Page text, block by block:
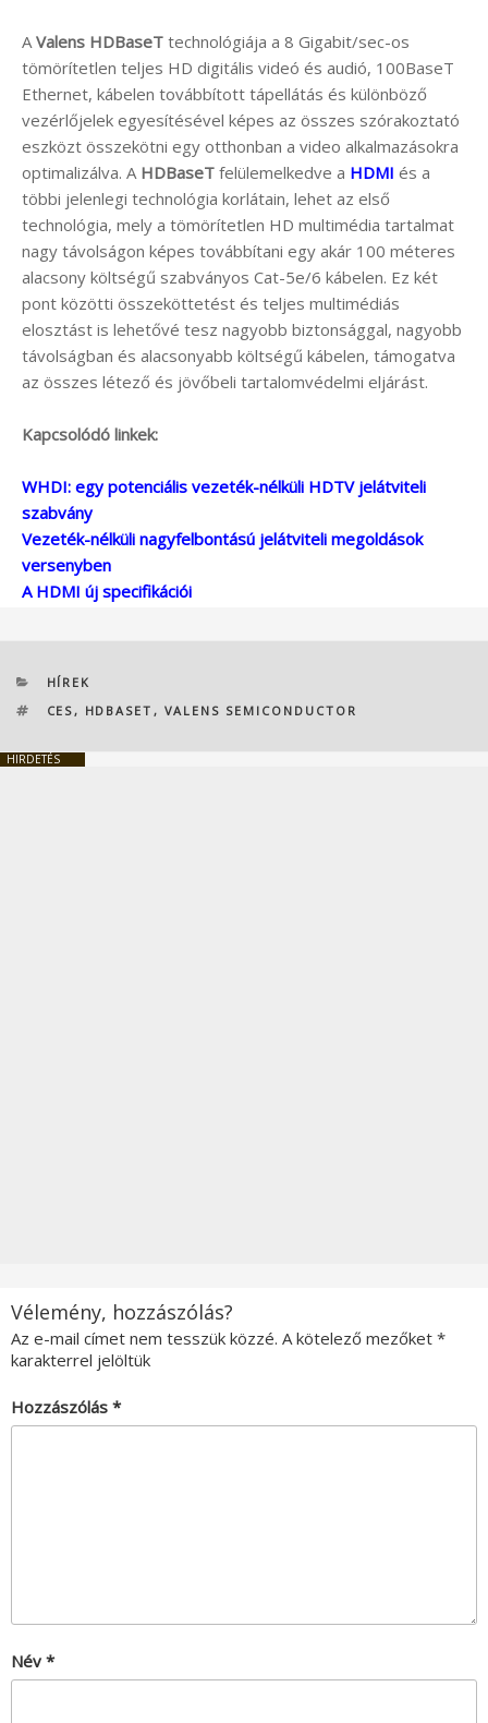
A Valens HDBaseT technológiája a 8 Gigabit/sec-os
tömörítetlen teljes HD digitális videó és audió, 100BaseT
Ethernet, kábelen továbbított tápellátás és különböző
vezérlőjelek egyesítésével képes az összes szórakoztató
eszközt összekötni egy otthonban a video alkalmazásokra
optimalizálva. A HDBaseT felülemelkedve a HDMI és a
többi jelenlegi technológia korlátain, lehet az első
technológia, mely a tömörítetlen HD multimédia tartalmat
nagy távolságon képes továbbítani egy akár 100 méteres
alacsony költségű szabványos Cat-5e/6 kábelen. Ez két
pont közötti összeköttetést és teljes multimédiás
elosztást is lehetővé tesz nagyobb biztonsággal, nagyobb
távolságban és alacsonyabb költségű kábelen, támogatva
az összes létező és jövőbeli tartalomvédelmi eljárást.
Kapcsolódó linkek:
WHDI: egy potenciális vezeték-nélküli HDTV jelátviteli
szabvány
Vezeték-nélküli nagyfelbontású jelátviteli megoldások
versenyben
A HDMI új specifikációi
KATEGÓRIÁK
HÍREK
CÍMKÉK
CES , HDBASET , VALENS SEMICONDUCTOR
HIRDETÉS
Vélemény, hozzászólás?
Az e-mail címet nem tesszük közzé. A kötelező mezőket *
karakterrel jelöltük
Hozzászólás *
Név *